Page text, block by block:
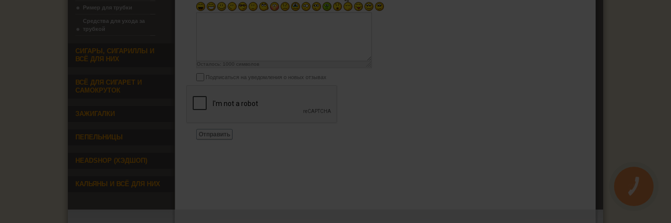
Осталось: 1000 символов
Подписаться на уведомления о новых отзывах
Отправить
Ример для трубки
Средства для ухода за
трубкой
СИГАРЫ, СИГАРИЛЛЫ И
ВСЁ ДЛЯ НИХ
ВСЁ ДЛЯ СИГАРЕТ И
САМОКРУТОК
ЗАЖИГАЛКИ
ПЕПЕЛЬНИЦЫ
HEADSHOP (ХЭДШОП)
КАЛЬЯНЫ И ВСЁ ДЛЯ НИХ КНОПКА
ЗВ'ЯЗКУ